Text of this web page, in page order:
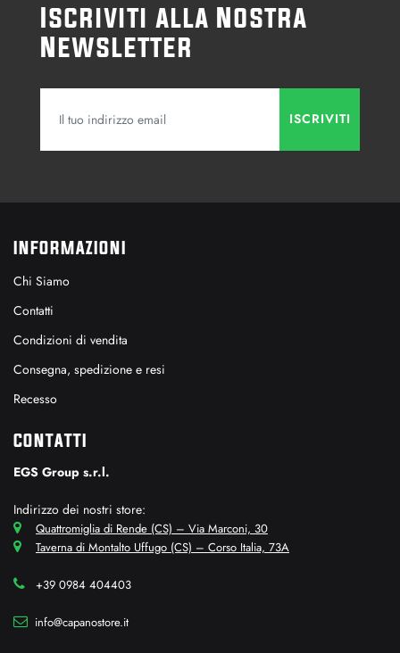
Iscriviti alla Nostra
Newsletter
INFORMAZIONI
Chi Siamo
Contatti
Condizioni di vendita
Consegna, spedizione e resi
Recesso
CONTATTI
EGS Group s.r.l.
Indirizzo dei nostri store:
Quattromiglia di Rende (CS) – Via Marconi, 30
Taverna di Montalto Uffugo (CS) – Corso Italia, 73A
+39 0984 404403
info@capanostore.it